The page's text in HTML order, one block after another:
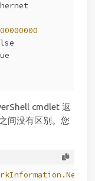
cmdlet 返
间没有区别。您